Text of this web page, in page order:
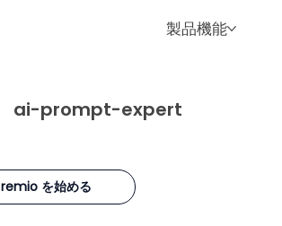
製品機能
ai-prompt-expert
remio を始める